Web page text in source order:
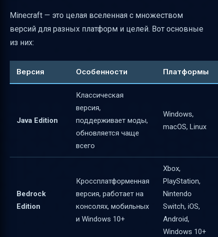
Minecraft — это целая вселенная с множеством
версий для разных платформ и целей. Вот основные
из них:
Версия Особенности Платформы
Java Edition
Классическая
версия,
поддерживает моды,
обновляется чаще
всего
Windows,
macOS, Linux
Bedrock
Edition
Кроссплатформенная
версия, работает на
консолях, мобильных
и Windows 10+
Xbox,
PlayStation,
Nintendo
Switch, iOS,
Android,
Windows 10+